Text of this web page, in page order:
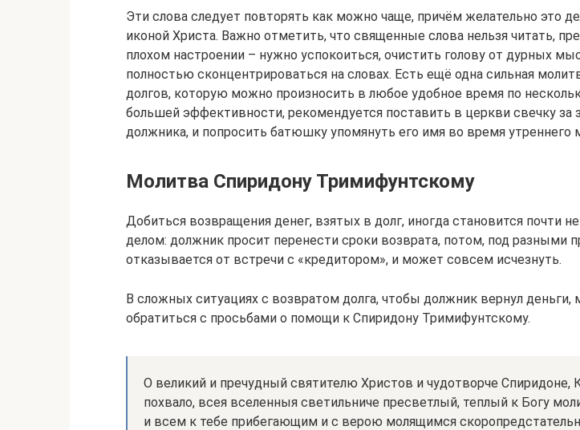
Эти слова следует повторять как можно чаще, причём желательно это
иконой Христа. Важно отметить, что священные слова нельзя читать,
плохом настроении – нужно успокоиться, очистить голову от дурных
полностью сконцентрироваться на словах. Есть ещё одна сильная
долгов, которую можно произносить в любое удобное время по
большей эффективности, рекомендуется поставить в церкви свечку за
должника, и попросить батюшку упомянуть его имя во время утреннего
Молитва Спиридону Тримифунтскому
Добиться возвращения денег, взятых в долг, иногда становится почти
делом: должник просит перенести сроки возврата, потом, под разными
отказывается от встречи с «кредитором», и может совсем исчезнуть.
В сложных ситуациях с возвратом долга, чтобы должник вернул деньги,
обратиться с просьбами о помощи к Спиридону Тримифунтскому.
О великий и пречудный святителю Христов и чудотворче Спиридоне,
похвало, всея вселенныя светильниче пресветлый, теплый к Богу
и всем к тебе прибегающим и с верою молящимся